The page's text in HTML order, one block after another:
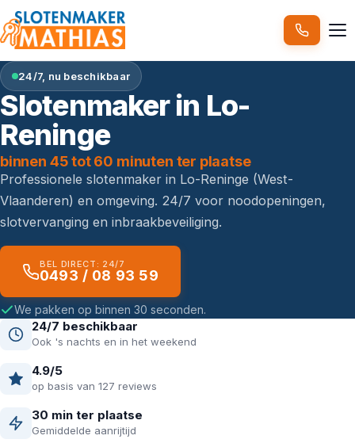
24/7, nu beschikbaar
Slotenmaker in Lo-
Reninge
binnen 45 tot 60 minuten ter plaatse
Professionele slotenmaker in Lo-Reninge (West-
Vlaanderen) en omgeving. 24/7 voor noodopeningen,
slotvervanging en inbraakbeveiliging.
BEL DIRECT: 24/7
0493 / 08 93 59
We pakken op binnen 30 seconden.
24/7 beschikbaar
Ook 's nachts en in het weekend
4.9/5
op basis van 127 reviews
30 min ter plaatse
Gemiddelde aanrijtijd